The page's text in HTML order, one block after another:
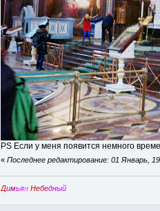
PS Если у меня появится немного
«Последнее редактирование: 01 Январь,
ДимьянНебедный